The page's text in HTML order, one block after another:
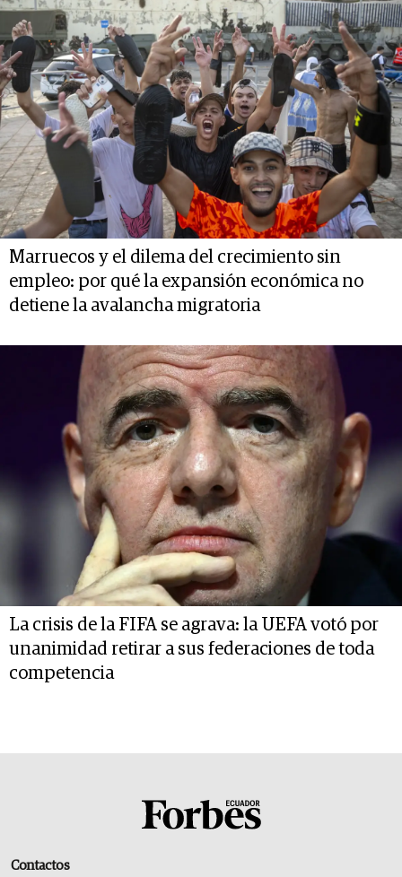
Marruecos y el dilema del crecimiento sin
empleo: por qué la expansión económica no
detiene la avalancha migratoria
La crisis de la FIFA se agrava: la UEFA votó por
unanimidad retirar a sus federaciones de toda
competencia
Contactos